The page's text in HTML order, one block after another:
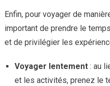
Enfin, pour voyager de
important de prendre le
et de privilégier les
Voyager lentement: au
et les activités, prenez le